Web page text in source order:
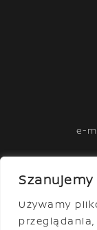
Używamy
e-